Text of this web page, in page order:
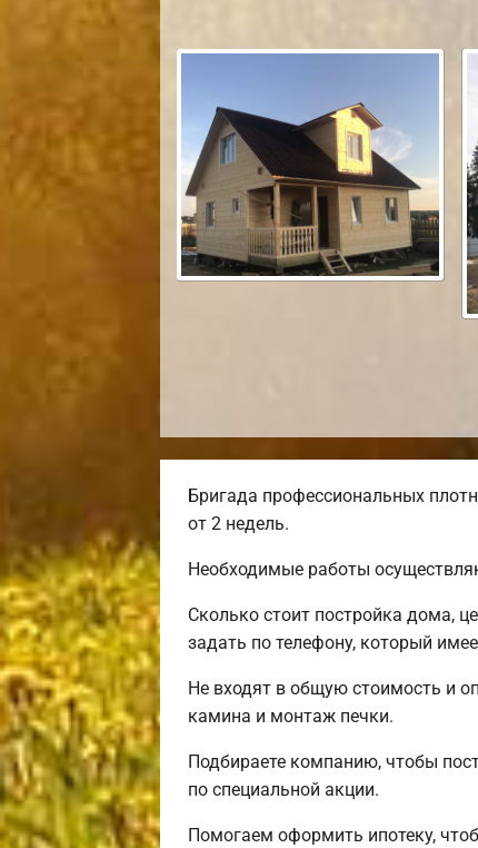
Бригада профессиональных
от 2 недель.
Необходимые работы
Сколько стоит постройка дома,
задать по телефону, который
Не входят в общую стоимость и
камина и монтаж печки.
Подбираете компанию, чтобы
по специальной акции.
Помогаем оформить ипотеку,